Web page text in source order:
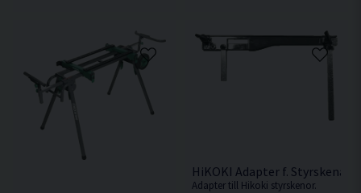
HiKOKI Adapter f. Styrskena
Adapter till Hikoki styrskenor.